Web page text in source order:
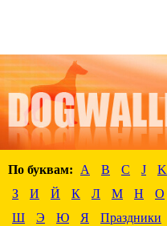
По буквам: A B C J K
З
И Й К Л М Н О
Ш
Э Ю Я Праздники